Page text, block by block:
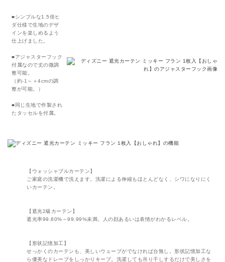
■シンプルな1.5倍ヒ
ダ仕様で生地のデザ
インを楽しめるよう
仕上げました。
■アジャスターフック
付属なので丈の微調
整可能。
（約-1～＋4cmの調
整が可能。）
■同じ生地で作製され
たタッセルを付属。
【ウォッシャブルカーテン】
ご家庭の洗濯機で洗えます。洗濯による伸縮もほとんどなく、シワになりにく
いカーテン。
【遮光2級カーテン】
遮光率99.80%～99.99%未満。人の顔あるいは表情がわかるレベル。
【形状記憶加工】
せっかくのカーテンも、美しいウェーブがでなければ台無し。形状記憶加工な
ら優美なドレープをしっかりキープ。洗濯しても吊り干しするだけで美しさを